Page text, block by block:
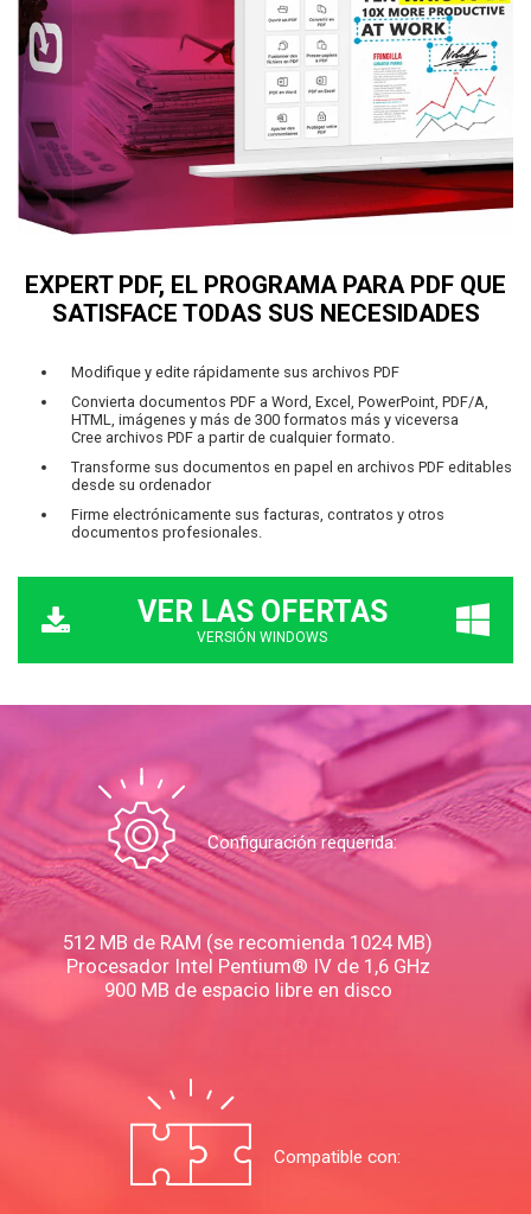
EXPERT PDF, EL PROGRAMA PARA PDF QUE
SATISFACE TODAS SUS NECESIDADES
Modifique y edite rápidamente sus archivos PDF
Convierta documentos PDF a Word, Excel, PowerPoint, PDF/A,
HTML, imágenes y más de 300 formatos más y viceversa
Cree archivos PDF a partir de cualquier formato.
Transforme sus documentos en papel en archivos PDF editables
desde su ordenador
Firme electrónicamente sus facturas, contratos y otros
documentos profesionales.
VER LAS OFERTAS
VERSIÓN WINDOWS
Configuración requerida:
512 MB de RAM (se recomienda 1024 MB)
Procesador Intel Pentium® IV de 1,6 GHz
900 MB de espacio libre en disco
Compatible con: